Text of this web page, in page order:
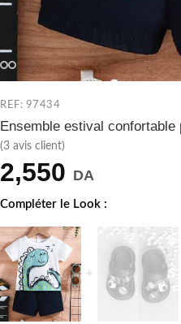
REF: 97434
Ensemble estival confortable
(3 avis client)
2,550 DA
Compléter le Look :